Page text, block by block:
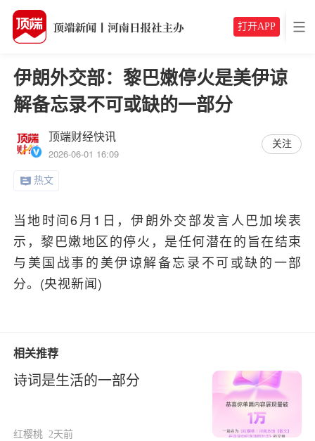
打开APP
伊朗外交部：黎巴嫩停火是美伊谅
解备忘录不可或缺的一部分
顶端财经快讯
2026-06-01 16:09
关注
热文
当地时间6月1日，伊朗外交部发言人巴加埃表
示，黎巴嫩地区的停火，是任何潜在的旨在结束
与美国战事的美伊谅解备忘录不可或缺的一部
分。(央视新闻)
相关推荐
诗词是生活的一部分
红樱桃 2天前